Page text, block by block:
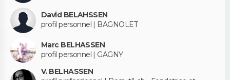
David BELAHSSEN
profil personnel | BAGNOLET
Marc BELHASSEN
profil personnel | GAGNY
V. BELHASSEN